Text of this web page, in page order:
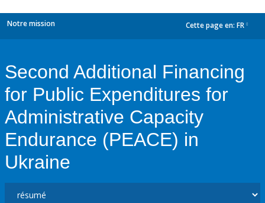
Notre mission Cette page en: FR
Second Additional Financing
for Public Expenditures for
Administrative Capacity
Endurance (PEACE) in
Ukraine